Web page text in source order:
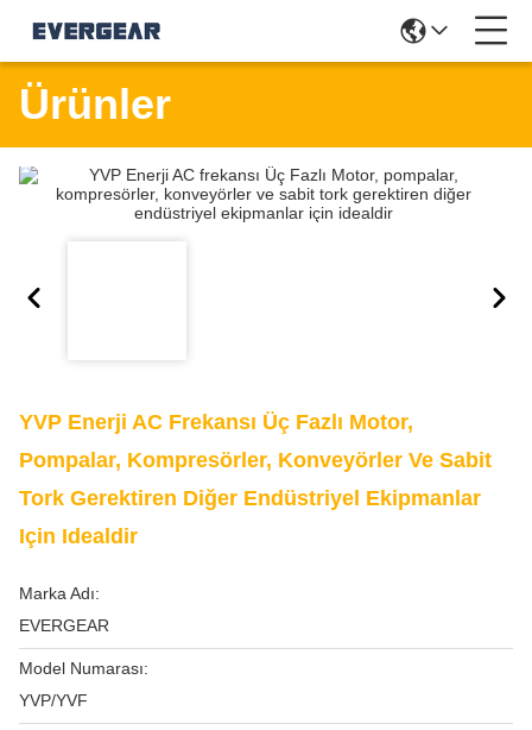
Ürünler
YVP Enerji AC Frekansı Üç Fazlı Motor,
Pompalar, Kompresörler, Konveyörler Ve Sabit
Tork Gerektiren Diğer Endüstriyel Ekipmanlar
Için Idealdir
Marka Adı:
EVERGEAR
Model Numarası:
YVP/YVF